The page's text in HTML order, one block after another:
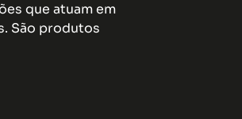
que atuam em
São produtos